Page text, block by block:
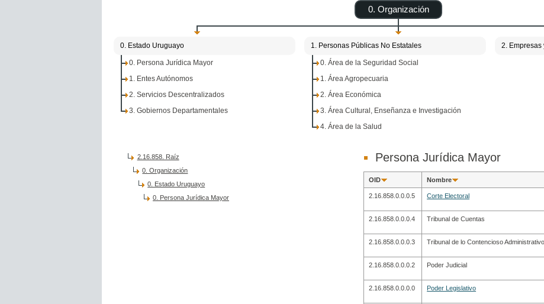
0. Organización
0. Estado Uruguayo 1. Personas Públicas No Estatales 2.
0. Persona Jurídica Mayor
1. Entes Autónomos
2. Servicios Descentralizados
3. Gobiernos Departamentales
0. Área de la Seguridad Social
1. Área Agropecuaria
2. Área Económica
3. Área Cultural, Enseñanza e Investigación
4. Área de la Salud
2.16.858. Raíz
0. Organización
0. Estado Uruguayo
0. Persona Jurídica Mayor
Persona Jurídica Mayor
OID Nombre
2.16.858.0.0.0.5 Corte Electoral
2.16.858.0.0.0.4 Tribunal de Cuentas
2.16.858.0.0.0.3 Tribunal de lo Contencioso Administrativo
2.16.858.0.0.0.2 Poder Judicial
2.16.858.0.0.0.0 Poder Legislativo